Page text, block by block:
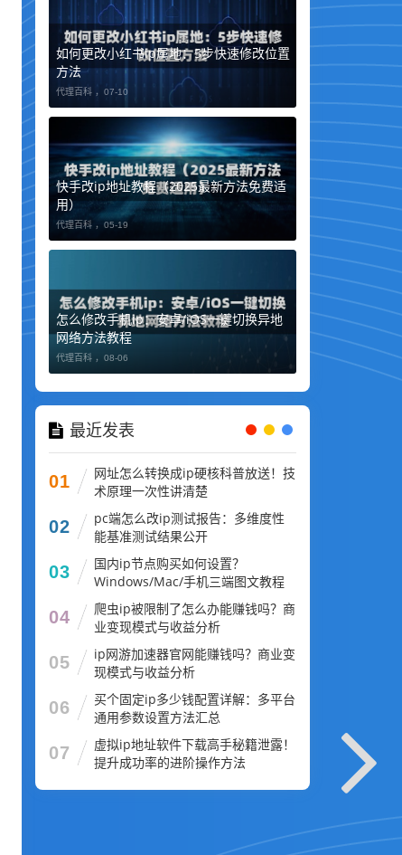
如何更改小红书ip属地：5步快速修改位置
方法
代理百科 ， 07-10
快手改ip地址教程（2025最新方法免费适
用）
代理百科 ， 05-19
怎么修改手机ip：安卓/iOS一键切换异地
网络方法教程
代理百科 ， 08-06
最近发表
01
网址怎么转换成ip硬核科普放送！技
术原理一次性讲清楚
02
pc端怎么改ip测试报告：多维度性
能基准测试结果公开
03
国内ip节点购买如何设置？
Windows/Mac/手机三端图文教程
04
爬虫ip被限制了怎么办能赚钱吗？商
业变现模式与收益分析
05
ip网游加速器官网能赚钱吗？商业变
现模式与收益分析
06
买个固定ip多少钱配置详解：多平台
通用参数设置方法汇总
07
虚拟ip地址软件下载高手秘籍泄露！
提升成功率的进阶操作方法